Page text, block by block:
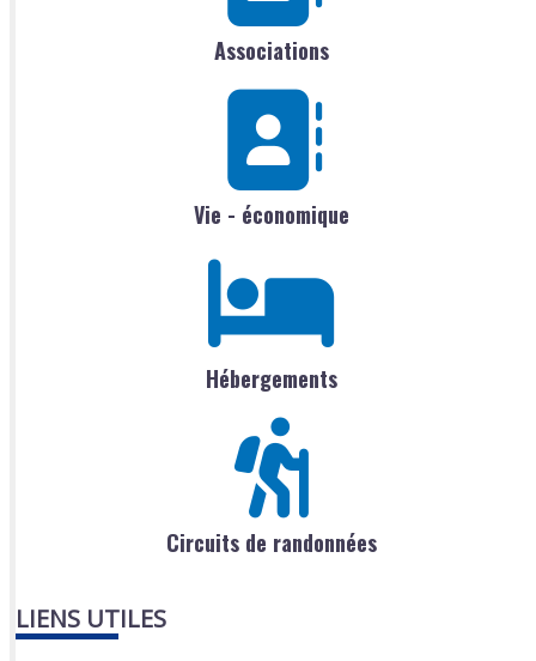
Associations
Vie - économique
Hébergements
Circuits de randonnées
LIENS UTILES